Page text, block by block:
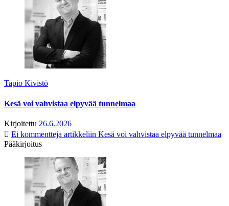
Tapio Kivistö
Kesä voi vahvistaa elpyvää tunnelmaa
Kirjoitettu 26.6.2026
Ei kommentteja artikkeliin Kesä voi vahvistaa elpyvää tunnelmaa
Pääkirjoitus